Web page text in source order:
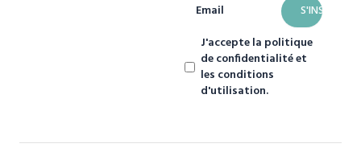
Email
J'accepte la politique
de confidentialité et
les conditions
d'utilisation.